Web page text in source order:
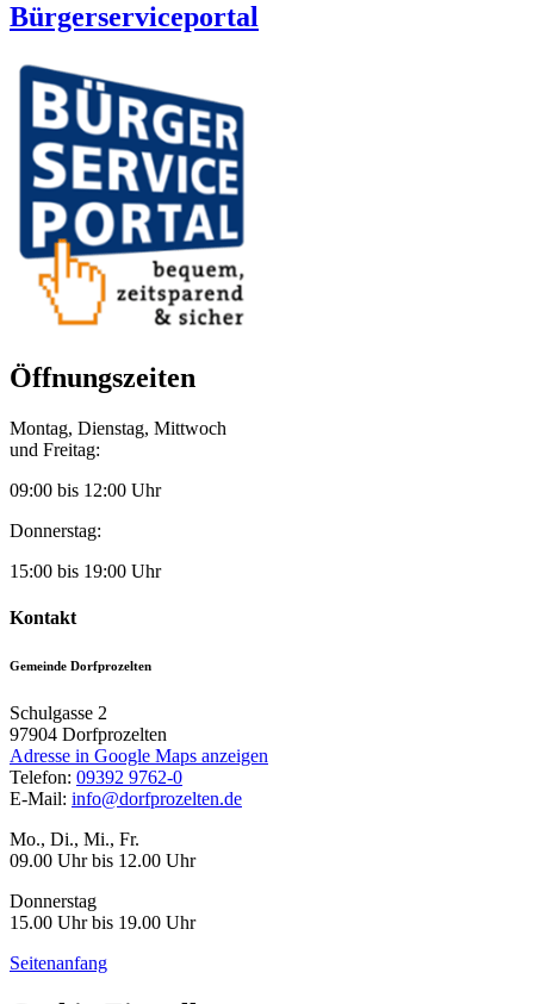
Bürgerserviceportal
Öffnungszeiten
Montag, Dienstag, Mittwoch
und Freitag:
09:00 bis 12:00 Uhr
Donnerstag:
15:00 bis 19:00 Uhr
Kontakt
Gemeinde Dorfprozelten
Schulgasse 2
97904 Dorfprozelten
Adresse in Google Maps anzeigen
Telefon: 09392 9762-0
E-Mail: info@dorfprozelten.de
Mo., Di., Mi., Fr.
09.00 Uhr bis 12.00 Uhr
Donnerstag
15.00 Uhr bis 19.00 Uhr
Seitenanfang